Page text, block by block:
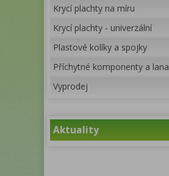
Krycí plachty na míru
Krycí plachty - univerzální
Plastové kolíky a spojky
Příchytné komponenty a lana
Vyprodej
Aktuality